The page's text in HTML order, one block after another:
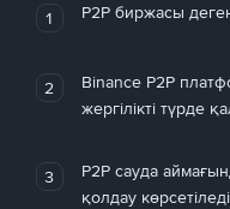
1 P2P биржасы
2
Binance P2P
жергілікті түрде
3
P2P сауда
қолдау